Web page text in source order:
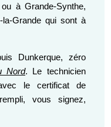
à Grande-Synthe,
la-Grande qui sont à
Dunkerque, zéro
Nord. Le technicien
le certificat de
vous signez,